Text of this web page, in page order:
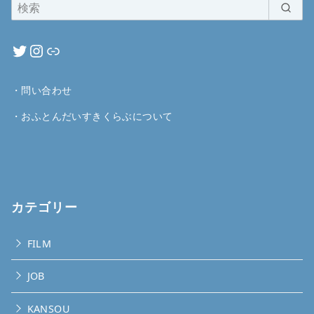
・ 問い合わせ
・ おふとんだいすきくらぶについて
カテゴリー
FILM
JOB
KANSOU